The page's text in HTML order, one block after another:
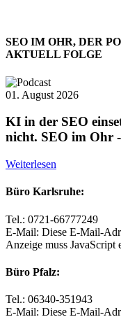
SEO IM OHR, DER
AKTUELL FOLGE
01. August 2026
KI in der SEO
nicht. SEO im Ohr
Weiterlesen
Büro Karlsruhe:
Tel.: 0721-66777249
E-Mail: Diese E-Mail-
Anzeige muss JavaScript
Büro Pfalz:
Tel.: 06340-351943
E-Mail: Diese E-Mail-